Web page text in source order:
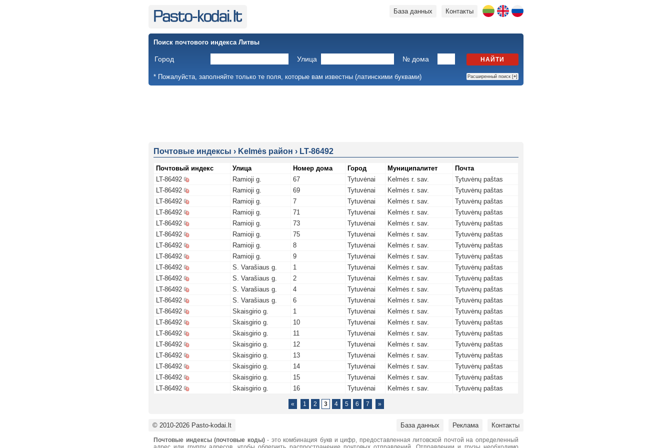
Контакты
База данных
Поиск почтового индекса Литвы
Город Улица № дома НАЙТИ
* Пожалуйста, заполняйте только те поля, которые вам известны (латинскими буквами) Расширенный поиск [+]
Почтовые индексы › Kelmės район › LT-86492
Почтовый индекс Улица Номер дома Город Муниципалитет
Почта
LT-86492
Ramioji g. 67 Tytuvėnai Kelmės r. sav.
Tytuvėnų paštas
LT-86492
Ramioji g. 69 Tytuvėnai Kelmės r. sav.
Tytuvėnų paštas
LT-86492
Ramioji g. 7 Tytuvėnai Kelmės r. sav.
Tytuvėnų paštas
LT-86492
Ramioji g. 71 Tytuvėnai Kelmės r. sav.
Tytuvėnų paštas
LT-86492
Ramioji g. 73 Tytuvėnai Kelmės r. sav.
Tytuvėnų paštas
LT-86492
Ramioji g. 75 Tytuvėnai Kelmės r. sav.
Tytuvėnų paštas
LT-86492
Ramioji g. 8 Tytuvėnai Kelmės r. sav.
Tytuvėnų paštas
LT-86492
Ramioji g. 9 Tytuvėnai Kelmės r. sav.
Tytuvėnų paštas
LT-86492
S. Varašiaus g. 1 Tytuvėnai Kelmės r. sav.
Tytuvėnų paštas
LT-86492
S. Varašiaus g. 2 Tytuvėnai Kelmės r. sav.
Tytuvėnų paštas
LT-86492
S. Varašiaus g. 4 Tytuvėnai Kelmės r. sav.
Tytuvėnų paštas
LT-86492
S. Varašiaus g. 6 Tytuvėnai Kelmės r. sav.
Tytuvėnų paštas
LT-86492
Skaisgirio g. 1 Tytuvėnai Kelmės r. sav.
Tytuvėnų paštas
LT-86492
Skaisgirio g. 10 Tytuvėnai Kelmės r. sav.
Tytuvėnų paštas
LT-86492
Skaisgirio g. 11 Tytuvėnai Kelmės r. sav.
Tytuvėnų paštas
LT-86492
Skaisgirio g. 12 Tytuvėnai Kelmės r. sav.
Tytuvėnų paštas
LT-86492
Skaisgirio g. 13 Tytuvėnai Kelmės r. sav.
Tytuvėnų paštas
LT-86492
Skaisgirio g. 14 Tytuvėnai Kelmės r. sav.
Tytuvėnų paštas
LT-86492
Skaisgirio g. 15 Tytuvėnai Kelmės r. sav.
Tytuvėnų paštas
LT-86492
Skaisgirio g. 16 Tytuvėnai Kelmės r. sav. Tytuvėnų paštas
« 1 2 3 4 5 6 7 »
© 2010-2026 Pasto-kodai.lt База данных Реклама Контакты
Почтовые индексы (почтовые коды)- это комбинация букв и цифр, предоставленная литовской почтой на определенный